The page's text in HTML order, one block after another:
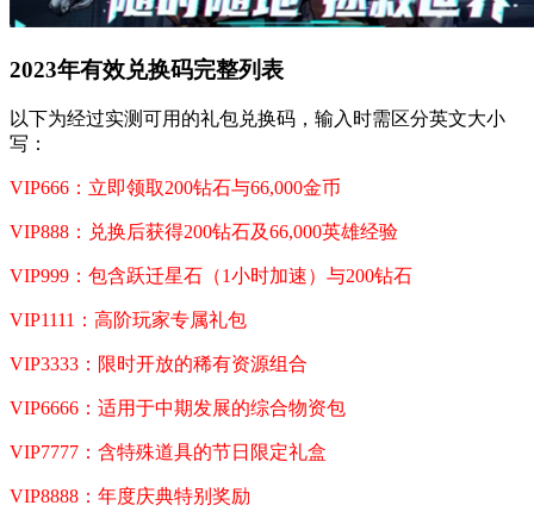
2023年有效兑换码完整列表
以下为经过实测可用的礼包兑换码，输入时需区分英文大小
写：
VIP666：立即领取200钻石与66,000金币
VIP888：兑换后获得200钻石及66,000英雄经验
VIP999：包含跃迁星石（1小时加速）与200钻石
VIP1111：高阶玩家专属礼包
VIP3333：限时开放的稀有资源组合
VIP6666：适用于中期发展的综合物资包
VIP7777：含特殊道具的节日限定礼盒
VIP8888：年度庆典特别奖励